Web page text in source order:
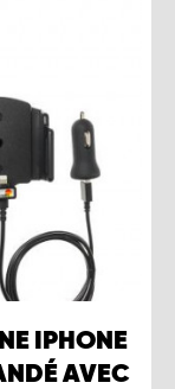
IPHONE
AVEC